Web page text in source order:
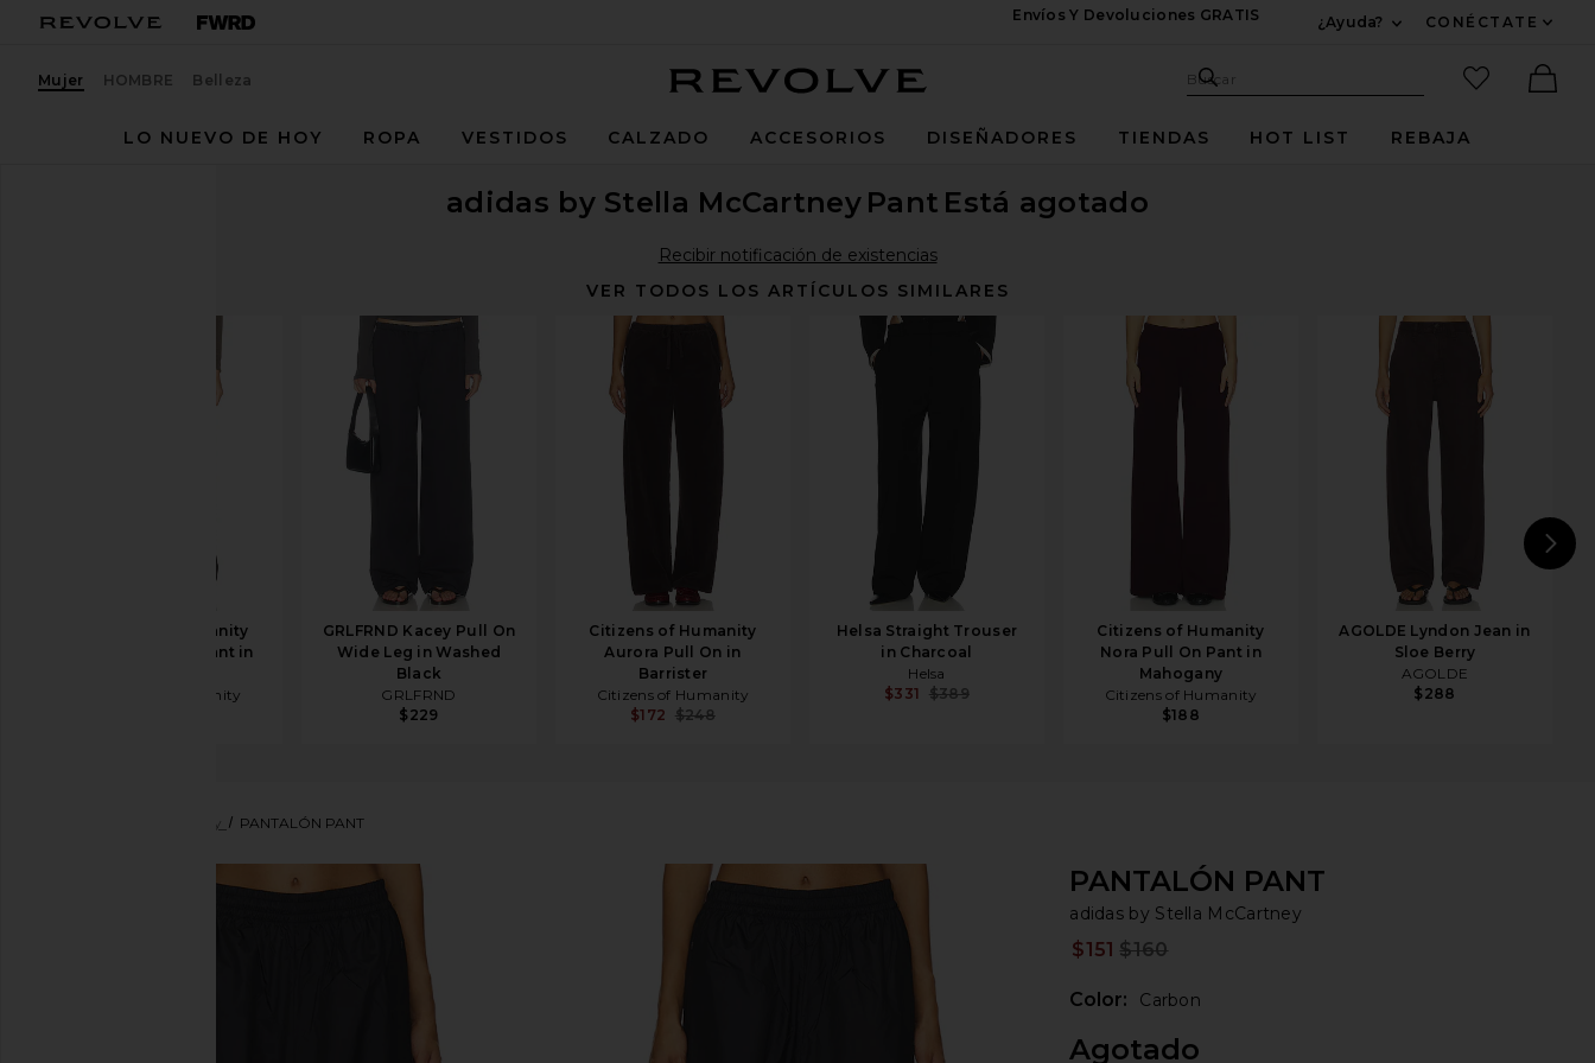
Envíos Y Devoluciones GRATIS
¿Ayuda?
CONÉCTATE
Mujer HOMBRE Belleza Sitio de búsqueda
Buscar
artículos
LO NUEVO DE HOY
ROPA VESTIDOS CALZADO ACCESORIOS DISEÑADORES TIENDAS HOT LIST REBAJA
adidas by Stella McCartney Pant Está agotado
Recibir notificación de existencias
VER TODOS LOS ARTÍCULOS SIMILARES
Citizens of Humanity
Aurora Pull On Pant in
Citizens of Humanity
GRLFRND Kacey Pull On
Wide Leg in Washed
Black
GRLFRND
$229
Citizens of Humanity
Aurora Pull On in
Barrister
Citizens of Humanity
$172 $248
Helsa Straight Trouser
in Charcoal
Helsa
$331 $389
Citizens of Humanity
Nora Pull On Pant in
Mahogany
Citizens of Humanity
$188
AGOLDE Lyndon Jean in
Sloe Berry
AGOLDE
$288
adidas by Stella McCartney PANTALÓN PANT
favoritoadidas by Stella McCartney Pant in Carbon
PANTALÓN PANT
adidas by Stella McCartney
$151 $160
Color: Carbon
Agotado